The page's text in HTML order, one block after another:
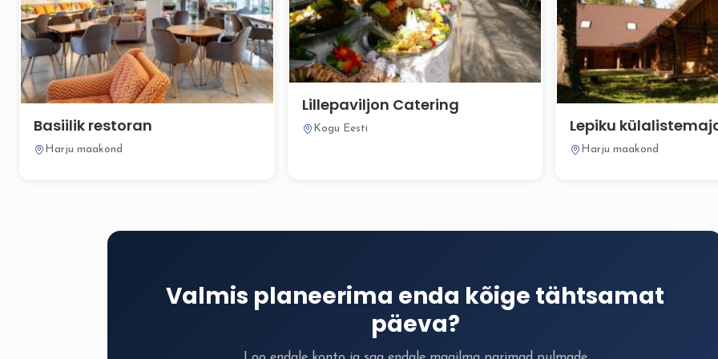
Basiilik restoran
Harju maakond
Lillepaviljon Catering
Kogu Eesti Lepiku
Harju maakond
Valmis planeerima enda kõige tähtsamat
päeva?